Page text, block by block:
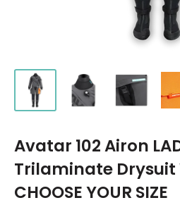
Avatar 102 Airon
Trilaminate Drysuit
CHOOSE YOUR SIZE